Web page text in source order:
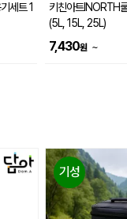
세트 1
키친아트INORTH
(5L, 15L, 25L)
7,430원 ~
기성